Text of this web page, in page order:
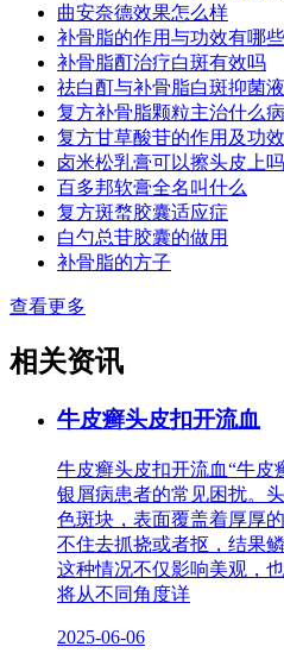
曲安奈德效果怎么样
补骨脂的作用与功效有哪些
补骨脂酊治疗白斑有效吗
祛白酊与补骨脂白斑抑菌
复方补骨脂颗粒主治什么病
复方甘草酸苷的作用及功效
卤米松乳膏可以擦头皮上吗
百多邦软膏全名叫什么
复方斑蝥胶囊适应症
白勺总苷胶囊的做用
补骨脂的方子
查看更多
相关资讯
牛皮癣头皮扣开流血
牛皮癣头皮扣开流血“牛皮
银屑病患者的常见困扰。
色斑块，表面覆盖着厚厚
不住去抓挠或者抠，结果
这种情况不仅影响美观，
将从不同角度详
2025-06-06